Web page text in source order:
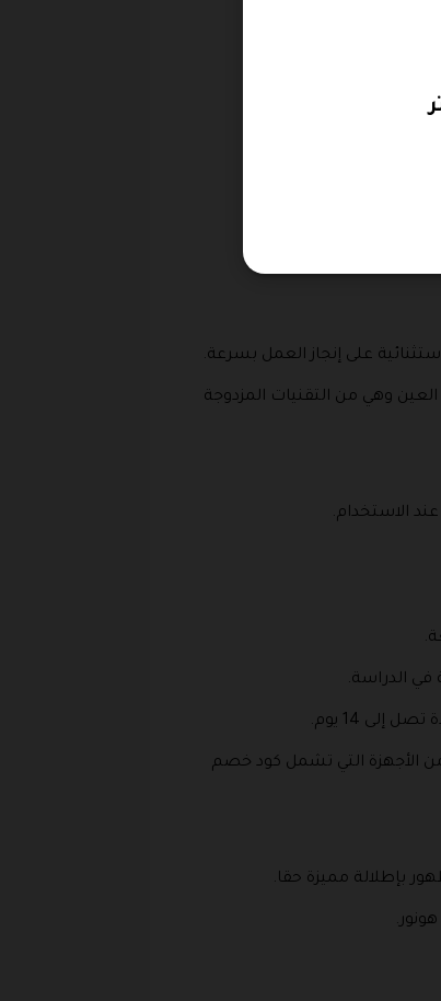
خصم موقع هونور.
خصم هونور.
على إنجاز العمل بسرعة.
وهي من التقنيات المزدوجة
في الدراسة.
الأجهزة التي تشمل كود خصم
بإطلالة مميزة حقا.